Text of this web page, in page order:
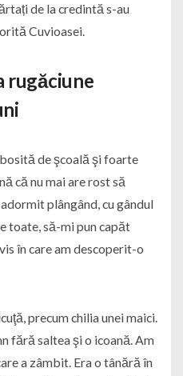
de la credintă s-au
Cuvioasei.
rugăciune
de şcoală şi foarte
că nu mai are rost să
plângând, cu gândul
toate, să-mi pun capăt
în care am descoperit-o
precum chilia unei maici.
fără saltea şi o icoană. Am
a zâmbit. Era o tânără în